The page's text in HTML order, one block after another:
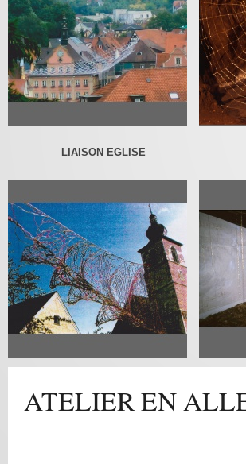
LIAISON EGLISE
ATELIER EN